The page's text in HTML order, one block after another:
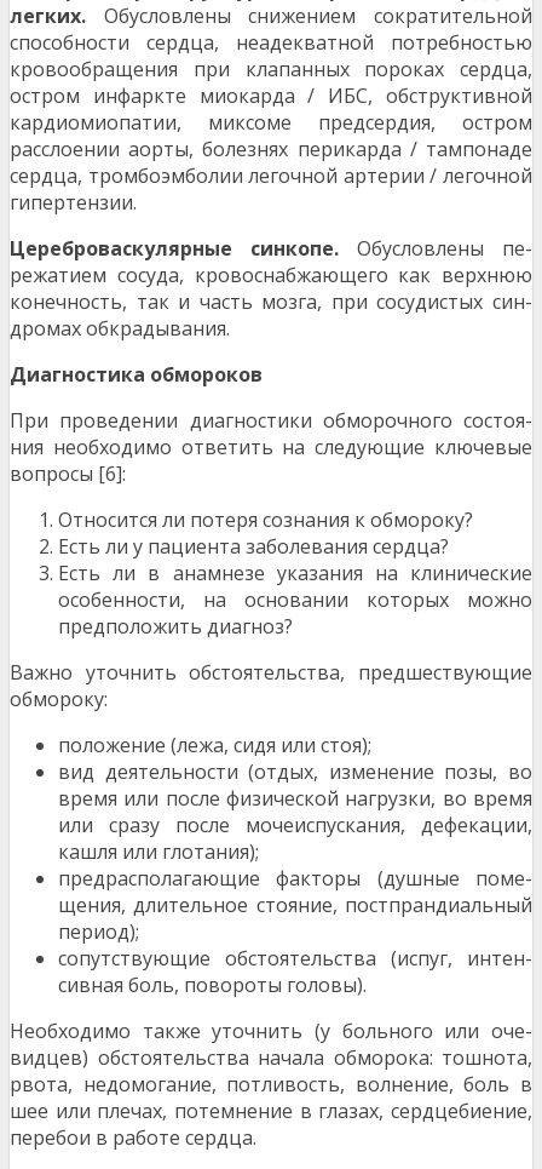
легких. Обусловлены снижением сократи­тельной
способности сердца, неадекватной по­требностью
кровообращения при клапанных поро­ках сердца,
остром инфаркте миокарда / ИБС, обструктивной
кардиомиопатии, миксоме предсердия, остром
расслоении аорты, болезнях перикарда / тампонаде
сердца, тромбоэмболии легочной арте­рии / легочной
гипертензии.
Цереброваскулярные синкопе. Обусловлены пе­
режатием сосуда, кровоснабжающего как верхнюю
конечность, так и часть мозга, при сосудистых син­
дромах обкрадывания.
Диагностика обмороков
При проведении диагностики обморочного состоя­
ния необходимо ответить на следующие ключевые
вопросы [6]:
Относится ли потеря сознания к обмороку?
Есть ли у пациента заболевания сердца?
Есть ли в анамнезе указания на клинические
особенности, на основании которых можно
предположить диагноз?
Важно уточнить обстоятельства, предшествующие
обмороку:
положение (лежа, сидя или стоя);
вид деятельности (отдых, изменение позы, во
время или после физической нагрузки, во вре­мя
или сразу после мочеиспускания, дефека­ции,
кашля или глотания);
предрасполагающие факторы (душные поме­
щения, длительное стояние, постпрандиальный
период);
сопутствующие обстоятельства (испуг, интен­
сивная боль, повороты головы).
Необходимо также уточнить (у больного или оче­
видцев) обстоятельства начала обморока: тошнота,
рвота, недомогание, потливость, волнение, боль в
шее или плечах, потемнение в глазах, сердцебие­ние,
перебои в работе сердца.